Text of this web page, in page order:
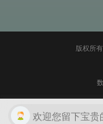
版权所
欢迎您留下宝贵